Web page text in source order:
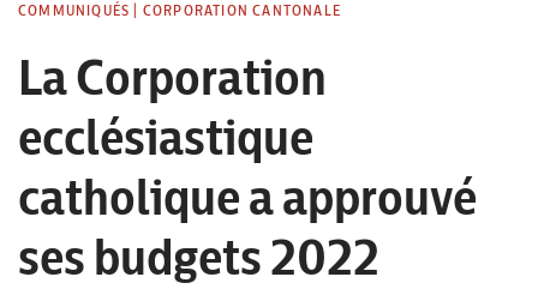
Corporation cantonale
COMMUNIQUÉS CORPORATION CANTONALE
La Corporation
ecclésiastique
catholique a approuvé
ses budgets 2022